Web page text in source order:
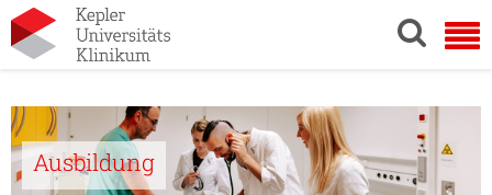
Ausbildung